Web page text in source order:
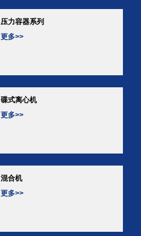
压力容器系列
更多>>
碟式离心机
更多>>
混合机
更多>>